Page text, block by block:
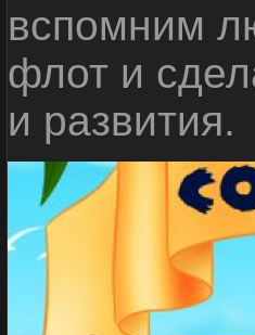
вспомним
флот и
и развития.